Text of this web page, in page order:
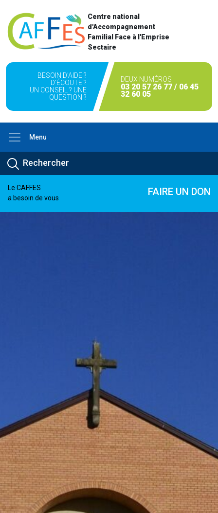
Centre national
d'Accompagnement
Familial Face à l'Emprise
Sectaire
BESOIN D'AIDE ?
D'ÉCOUTE ?
UN CONSEIL ? UNE
QUESTION ?
DEUX NUMÉROS
03 20 57 26 77 / 06 45
32 60 05
Menu
Le CAFFES
a besoin de vous
FAIRE UN DON